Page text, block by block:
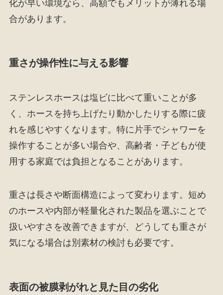
化が早い環境なら、高額でもメリットが薄れる場
合があります。
重さが操作性に与える影響
ステンレスホースは塩ビに比べて重いことが多
く、ホースを持ち上げたり動かしたりする際に疲
れを感じやすくなります。特に片手でシャワーを
操作することが多い場合や、高齢者・子どもが使
用する家庭では負担となることがあります。
重さは長さや断面構造によって変わります。短め
のホースや内部が軽量化された製品を選ぶことで
扱いやすさを改善できますが、どうしても重さが
気になる場合は別素材の検討も必要です。
表面の被膜剥がれと見た目の劣化